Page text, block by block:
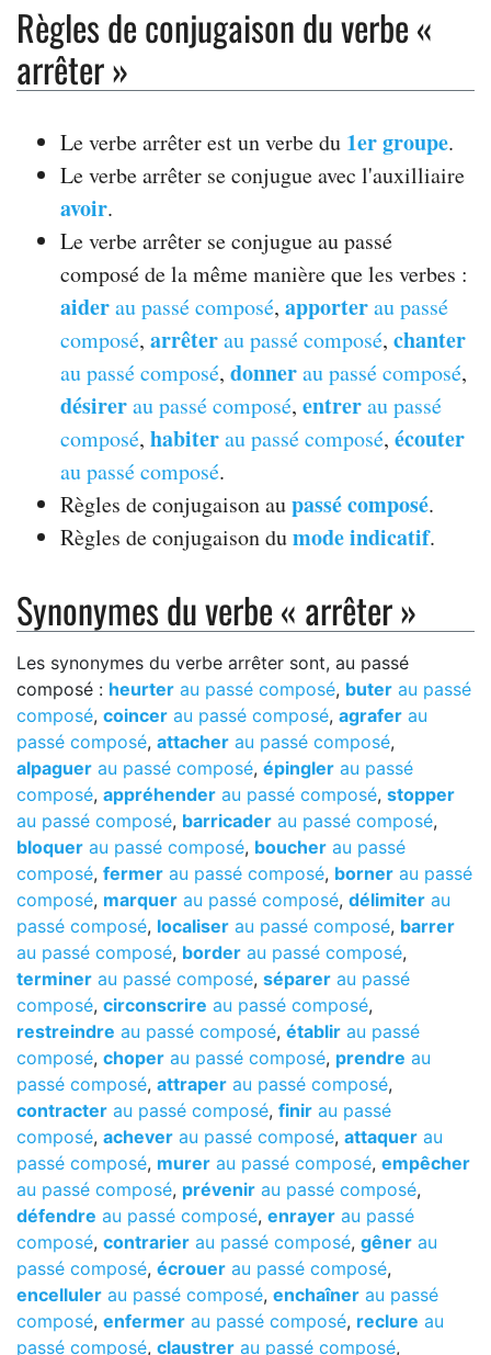
Règles de conjugaison du verbe «
arrêter »
Le verbe arrêter est un verbe du 1er groupe.
Le verbe arrêter se conjugue avec l'auxilliaire
avoir.
Le verbe arrêter se conjugue au passé
composé de la même manière que les verbes :
aiderau passé composé, apporterau passé
composé, arrêterau passé composé, chanter
au passé composé, donnerau passé composé,
désirerau passé composé, entrerau passé
composé, habiterau passé composé, écouter
au passé composé.
Règles de conjugaison aupassé composé.
Règles de conjugaison dumode indicatif.
Synonymes du verbe « arrêter »
Les synonymes du verbe arrêter sont, au passé
composé : heurter au passé composé, buter au passé
composé, coincer au passé composé, agrafer au
passé composé, attacher au passé composé,
alpaguer au passé composé, épingler au passé
composé, appréhender au passé composé, stopper
au passé composé, barricader au passé composé,
bloquer au passé composé, boucher au passé
composé, fermer au passé composé, borner au passé
composé, marquer au passé composé, délimiter au
passé composé, localiser au passé composé, barrer
au passé composé, border au passé composé,
terminer au passé composé, séparer au passé
composé, circonscrire au passé composé,
restreindre au passé composé, établir au passé
composé, choper au passé composé, prendre au
passé composé, attraper au passé composé,
contracter au passé composé, finir au passé
composé, achever au passé composé, attaquer au
passé composé, murer au passé composé, empêcher
au passé composé, prévenir au passé composé,
défendre au passé composé, enrayer au passé
composé, contrarier au passé composé, gêner au
passé composé, écrouer au passé composé,
encelluler au passé composé, enchaîner au passé
composé, enfermer au passé composé, reclure au
passé composé, claustrer au passé composé,